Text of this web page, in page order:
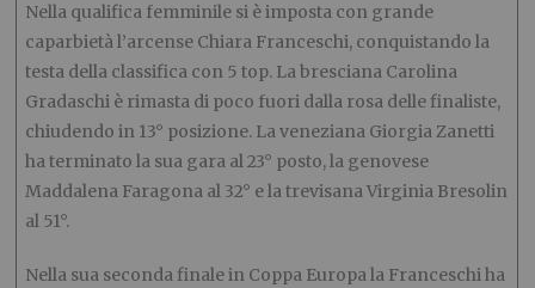
Nella qualifica femminile si è imposta con grande
caparbietà l’arcense Chiara Franceschi, conquistando la
testa della classifica con 5 top. La bresciana Carolina
Gradaschi è rimasta di poco fuori dalla rosa delle finaliste,
chiudendo in 13° posizione. La veneziana Giorgia Zanetti
ha terminato la sua gara al 23° posto, la genovese
Maddalena Faragona al 32° e la trevisana Virginia Bresolin
al 51°.
Nella sua seconda finale in Coppa Europa la Franceschi ha